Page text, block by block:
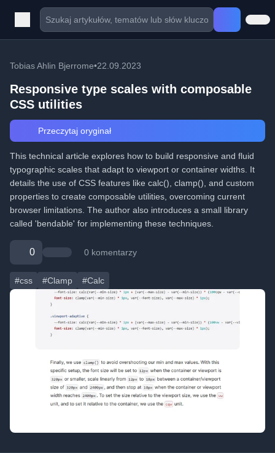
Tobias Ahlin Bjerrome•22.09.2023
Responsive type scales with composable
CSS utilities
Przeczytaj oryginał
This technical article explores how to build responsive and fluid
typographic scales that adapt to viewport or container widths. It
details the use of CSS features like calc(), clamp(), and custom
properties to create composable utilities, overcoming current
browser limitations. The author also introduces a small library
called 'bendable' for implementing these techniques.
0 0 komentarzy
#css #Clamp #Calc